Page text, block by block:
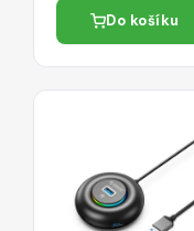
Do košíku